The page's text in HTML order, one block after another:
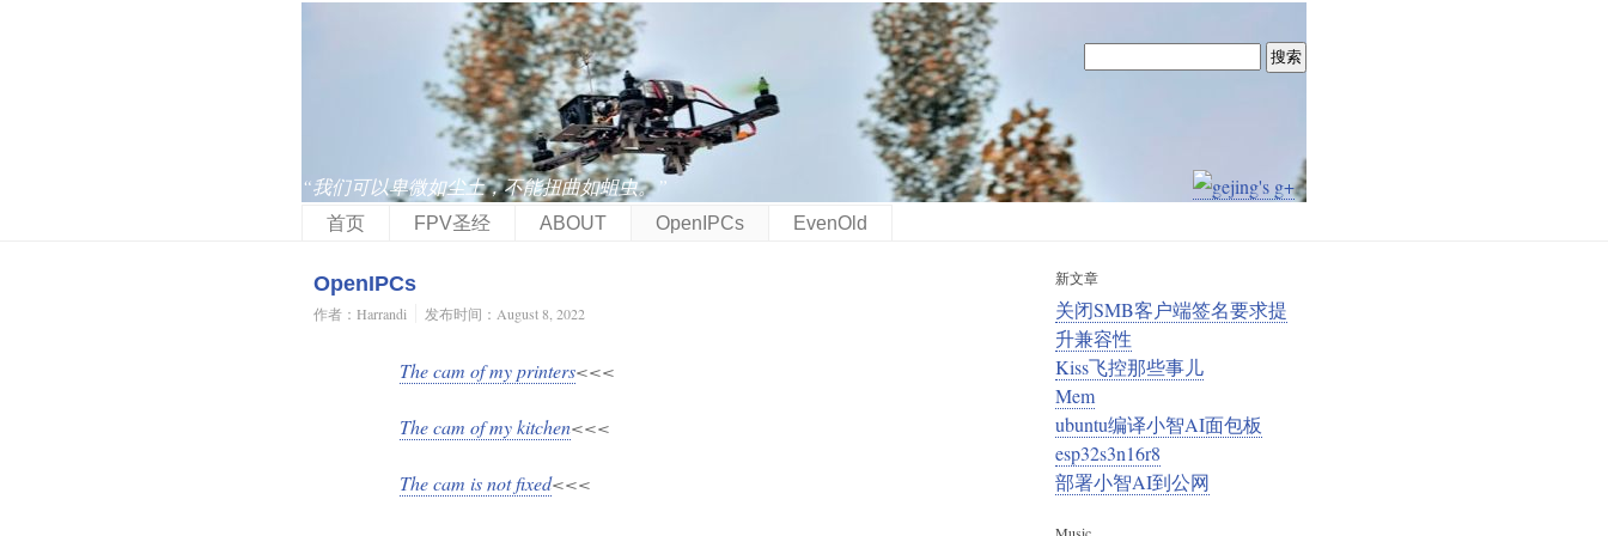
“我们可以卑微如尘土，不能扭曲如蛆虫。”
首页 FPV圣经 ABOUT OpenIPCs EvenOld
OpenIPCs
作者：Harrandi 发布时间：August 8, 2022
The cam of my printers<<<
The cam of my kitchen<<<
The cam is not fixed<<<
新文章
关闭SMB客户端签名要求提
升兼容性
Kiss飞控那些事儿
Mem
ubuntu编译小智AI面包板
esp32s3n16r8
部署小智AI到公网